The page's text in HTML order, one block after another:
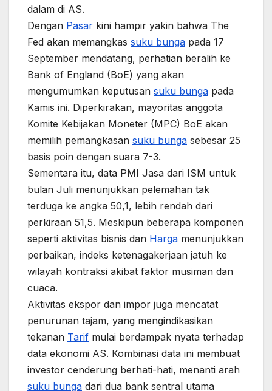
dalam di AS.
Dengan Pasar kini hampir yakin bahwa The
Fed akan memangkas suku bunga pada 17
September mendatang, perhatian beralih ke
Bank of England (BoE) yang akan
mengumumkan keputusan suku bunga pada
Kamis ini. Diperkirakan, mayoritas anggota
Komite Kebijakan Moneter (MPC) BoE akan
memilih pemangkasan suku bunga sebesar 25
basis poin dengan suara 7-3.
Sementara itu, data PMI Jasa dari ISM untuk
bulan Juli menunjukkan pelemahan tak
terduga ke angka 50,1, lebih rendah dari
perkiraan 51,5. Meskipun beberapa komponen
seperti aktivitas bisnis dan Harga menunjukkan
perbaikan, indeks ketenagakerjaan jatuh ke
wilayah kontraksi akibat faktor musiman dan
cuaca.
Aktivitas ekspor dan impor juga mencatat
penurunan tajam, yang mengindikasikan
tekanan Tarif mulai berdampak nyata terhadap
data ekonomi AS. Kombinasi data ini membuat
investor cenderung berhati-hati, menanti arah
suku bunga dari dua bank sentral utama